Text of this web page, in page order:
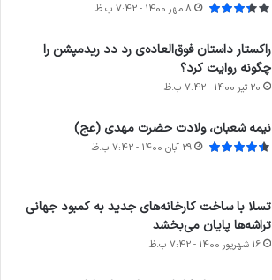
8 مهر 1400 - 7:42 ب.ظ
راکستار داستان فوق‌العاده‌ی رد دد ریدمپشن را
چگونه روایت کرد؟
20 تیر 1400 - 7:42 ب.ظ
نیمه شعبان، ولادت حضرت مهدی (عج)
29 آبان 1400 - 7:42 ب.ظ
تسلا با ساخت کارخانه‌های جدید به کمبود جهانی
تراشه‌ها پایان می‌بخشد
16 شهریور 1400 - 7:42 ب.ظ